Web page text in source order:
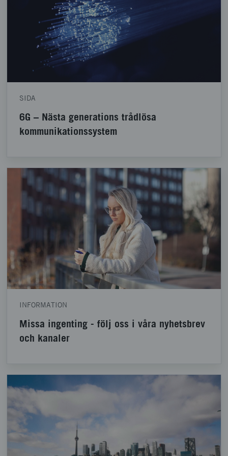
SIDA
6G – Nästa generations trådlösa
kommunikationssystem
INFORMATION
Missa ingenting - följ oss i våra nyhetsbrev
och kanaler